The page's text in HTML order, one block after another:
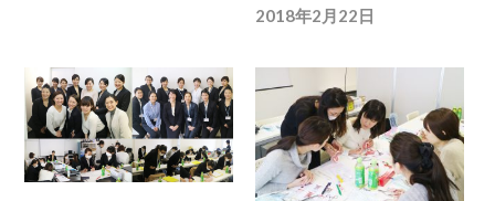
2018年2月22日